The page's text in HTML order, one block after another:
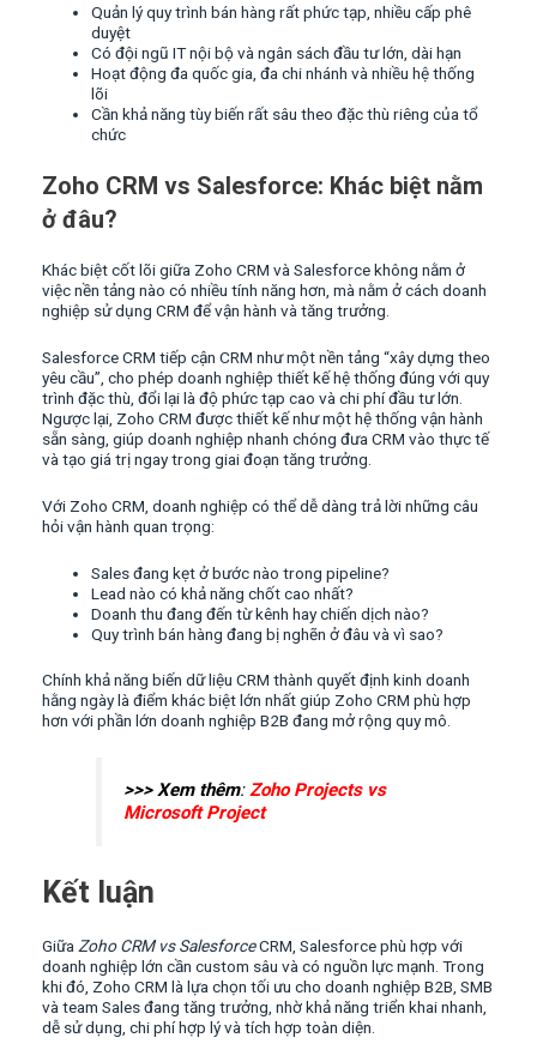
Quản lý quy trình bán hàng rất phức tạp, nhiều cấp phê
duyệt
Có đội ngũ IT nội bộ và ngân sách đầu tư lớn, dài hạn
Hoạt động đa quốc gia, đa chi nhánh và nhiều hệ thống
lõi
Cần khả năng tùy biến rất sâu theo đặc thù riêng của tổ
chức
Zoho CRM vs Salesforce: Khác biệt nằm
ở đâu?
Khác biệt cốt lõi giữa Zoho CRM và Salesforce không nằm ở
việc nền tảng nào có nhiều tính năng hơn, mà nằm ở cách doanh
nghiệp sử dụng CRM để vận hành và tăng trưởng.
Salesforce CRM tiếp cận CRM như một nền tảng “xây dựng theo
yêu cầu”, cho phép doanh nghiệp thiết kế hệ thống đúng với quy
trình đặc thù, đổi lại là độ phức tạp cao và chi phí đầu tư lớn.
Ngược lại, Zoho CRM được thiết kế như một hệ thống vận hành
sẵn sàng, giúp doanh nghiệp nhanh chóng đưa CRM vào thực tế
và tạo giá trị ngay trong giai đoạn tăng trưởng.
Với Zoho CRM, doanh nghiệp có thể dễ dàng trả lời những câu
hỏi vận hành quan trọng:
Sales đang kẹt ở bước nào trong pipeline?
Lead nào có khả năng chốt cao nhất?
Doanh thu đang đến từ kênh hay chiến dịch nào?
Quy trình bán hàng đang bị nghẽn ở đâu và vì sao?
Chính khả năng biến dữ liệu CRM thành quyết định kinh doanh
hằng ngày là điểm khác biệt lớn nhất giúp Zoho CRM phù hợp
hơn với phần lớn doanh nghiệp B2B đang mở rộng quy mô.
>>> Xem thêm:Zoho Projects vs
Microsoft Project
Kết luận
Giữa Zoho CRM vs SalesforceCRM, Salesforce phù hợp với
doanh nghiệp lớn cần custom sâu và có nguồn lực mạnh. Trong
khi đó, Zoho CRM là lựa chọn tối ưu cho doanh nghiệp B2B, SMB
và team Sales đang tăng trưởng, nhờ khả năng triển khai nhanh,
dễ sử dụng, chi phí hợp lý và tích hợp toàn diện.